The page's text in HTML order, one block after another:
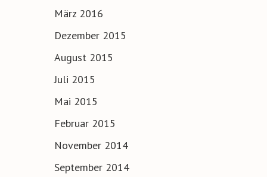
März 2016
Dezember 2015
August 2015
Juli 2015
Mai 2015
Februar 2015
November 2014
September 2014